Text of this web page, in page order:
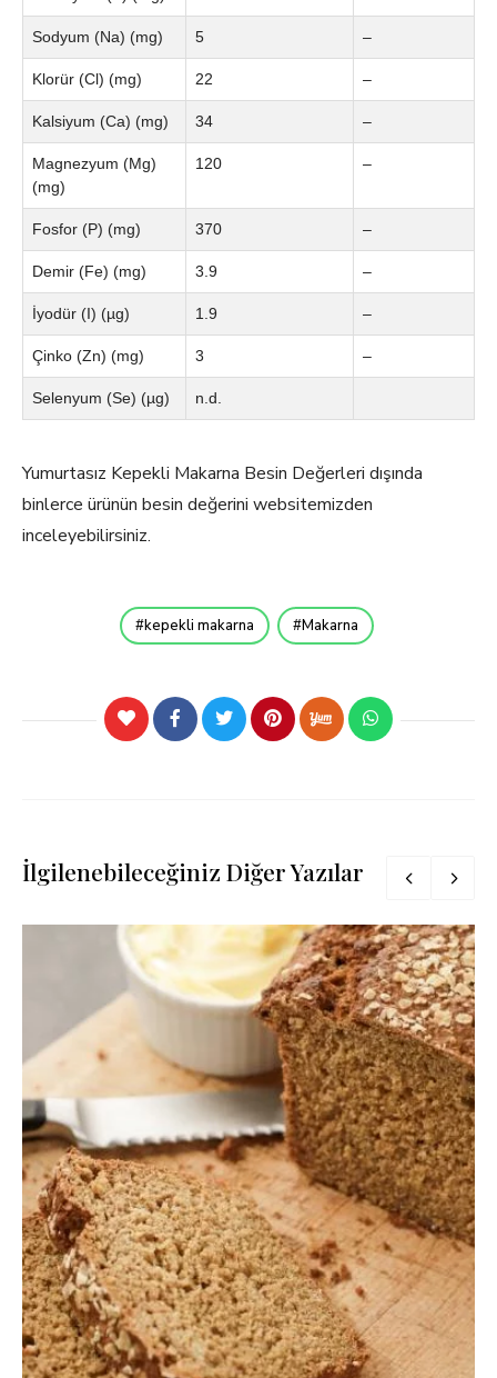
Sodyum (Na) (mg) 5 –
Klorür (Cl) (mg) 22 –
Kalsiyum (Ca) (mg) 34 –
Magnezyum (Mg)
(mg)
120 –
Fosfor (P) (mg) 370 –
Demir (Fe) (mg) 3.9 –
İyodür (I) (µg) 1.9 –
Çinko (Zn) (mg) 3 –
Selenyum (Se) (µg) n.d.
Yumurtasız Kepekli Makarna Besin Değerleri dışında
binlerce ürünün besin değerini websitemizden
inceleyebilirsiniz.
kepekli makarna Makarna
İlgilenebileceğiniz Diğer Yazılar